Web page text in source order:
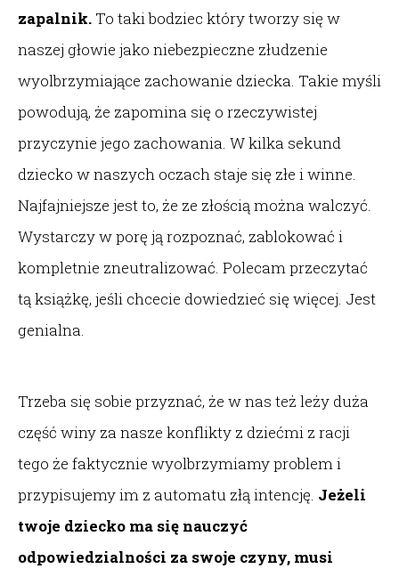
zapalnik. To taki bodziec który tworzy się w
naszej głowie jako niebezpieczne złudzenie
wyolbrzymiające zachowanie dziecka. Takie myśli
powodują, że zapomina się o rzeczywistej
przyczynie jego zachowania. W kilka sekund
dziecko w naszych oczach staje się złe i winne.
Najfajniejsze jest to, że ze złością można walczyć.
Wystarczy w porę ją rozpoznać, zablokować i
kompletnie zneutralizować. Polecam przeczytać
tą książkę, jeśli chcecie dowiedzieć się więcej. Jest
genialna.
Trzeba się sobie przyznać, że w nas też leży duża
część winy za nasze konflikty z dziećmi z racji
tego że faktycznie wyolbrzymiamy problem i
przypisujemy im z automatu złą intencję. Jeżeli
twoje dziecko ma się nauczyć
odpowiedzialności za swoje czyny, musi